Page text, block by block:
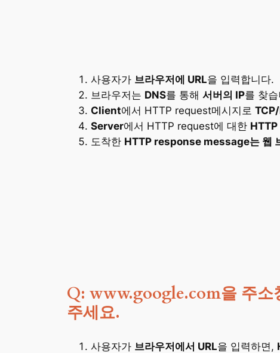
사용자가 브라우저에 URL을 입력합니다.
브라우저는 DNS를 통해 서버의 IP를 찾
Client에서 HTTP request메시지로
Server에서 HTTP request에 대한
도착한 HTTP response message는 웹
Q: www.google.com을 주소
주세요.
사용자가 브라우저에서 URL을 입력하면,